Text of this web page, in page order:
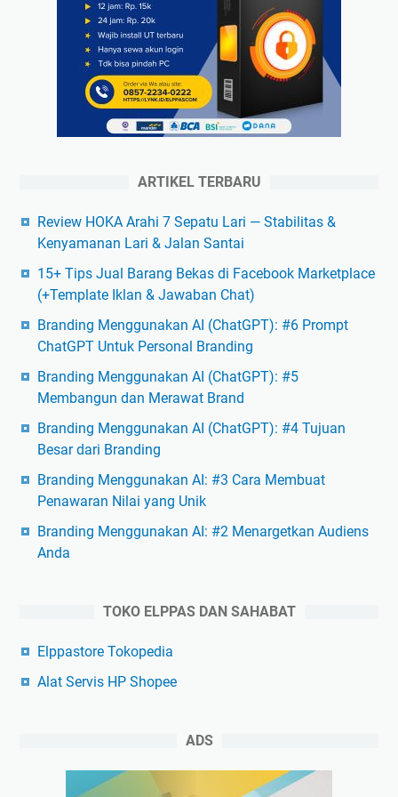
ARTIKEL TERBARU
Review HOKA Arahi 7 Sepatu Lari — Stabilitas &
Kenyamanan Lari & Jalan Santai
15+ Tips Jual Barang Bekas di Facebook Marketplace
(+Template Iklan & Jawaban Chat)
Branding Menggunakan AI (ChatGPT): #6 Prompt
ChatGPT Untuk Personal Branding
Branding Menggunakan AI (ChatGPT): #5
Membangun dan Merawat Brand
Branding Menggunakan AI (ChatGPT): #4 Tujuan
Besar dari Branding
Branding Menggunakan AI: #3 Cara Membuat
Penawaran Nilai yang Unik
Branding Menggunakan AI: #2 Menargetkan Audiens
Anda
TOKO ELPPAS DAN SAHABAT
Elppastore Tokopedia
Alat Servis HP Shopee
ADS